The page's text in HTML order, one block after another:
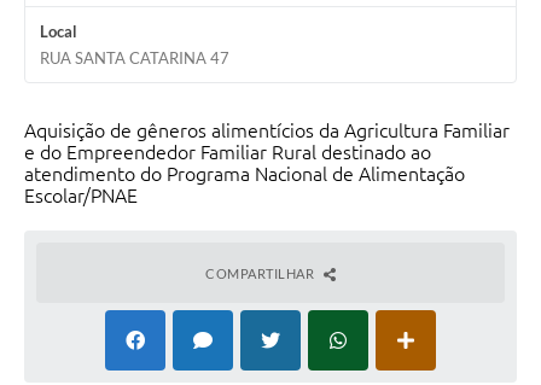
Local
RUA SANTA CATARINA 47
Aquisição de gêneros alimentícios da Agricultura Familiar
e do Empreendedor Familiar Rural destinado ao
atendimento do Programa Nacional de Alimentação
Escolar/PNAE
COMPARTILHAR